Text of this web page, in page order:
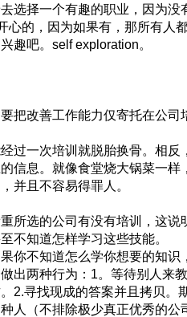
选择一个有趣的职业，因为没
心的，因为如果有，那所有人
趣吧。self exploration。
把改善工作能力仅寄托在公司
过一次培训就脱胎换骨。相
信息。就像食堂烧大锅菜一样
并且不容易得罪人。
所选的公司有没有培训，这说
不知道怎样学习这些技能。
你不知道怎么学你想要的知识
出两种行为：1。等待别人来
2.寻找现成的答案并且拷贝。
人（不排除极少真正优秀的公